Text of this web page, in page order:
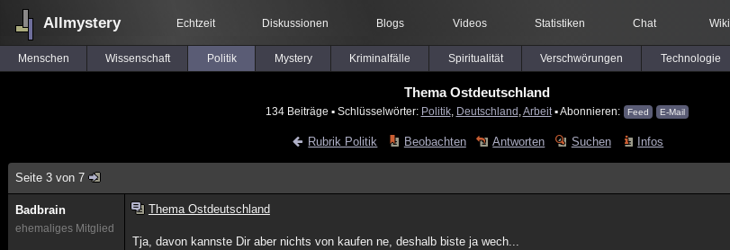
Allmystery Echtzeit Diskussionen Blogs Videos Statistiken Chat Wiki
Menschen Wissenschaft Politik Mystery Kriminalfälle Spiritualität Verschwörungen Technologie
Thema Ostdeutschland
134 Beiträge ▪ Schlüsselwörter: Politik, Deutschland Arbeit▪ Abonnieren: Feed E-Mail
Rubrik Politik Beobachten Antworten Suchen Infos
Seite 3 von 7
Badbrain
ehemaliges Mitglied
Thema Ostdeutschland
Tja, davon kannste Dir aber nichts von kaufen ne, deshalb biste ja wech...